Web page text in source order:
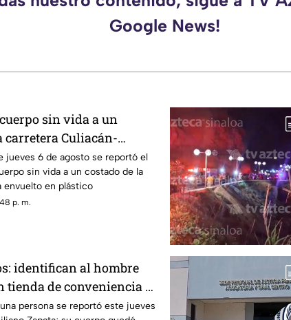
Google News!
sin vida a un
carretera Culiacán-
Rica
jueves 6 de agosto se reportó el
sin vida a un costado de la
envuelto en plástico
p. m.
identifican al hombre
tienda de conveniencia al
persona se reportó este jueves